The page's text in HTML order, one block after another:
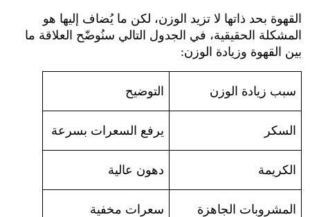
بين القهوة وزيادة الوزن:
سبب زيادة الوزن التوضيح
السكر يرفع السعرات بسرعة
الكريمة دهون عالية
المشروبات الجاهزة سعرات مخفية